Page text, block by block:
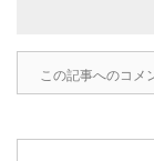
この記事へのコメ